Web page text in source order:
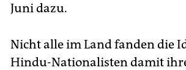
Juni dazu.
Nicht alle im Land fanden die
Hindu-Nationalisten damit